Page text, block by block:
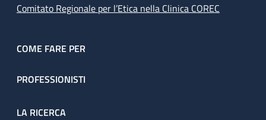
Comitato Regionale per l’Etica nella Clinica COREC
COME FARE PER
PROFESSIONISTI
LA RICERCA